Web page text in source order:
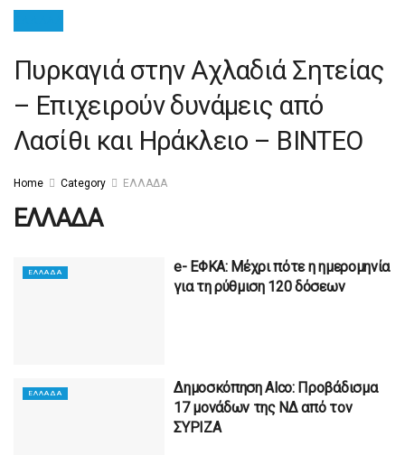
Πυρκαγιά στην Αχλαδιά Σητείας
– Επιχειρούν δυνάμεις από
Λασίθι και Ηράκλειο – ΒΙΝΤΕΟ
Home Category ΕΛΛΑΔΑ
ΕΛΛΑΔΑ
ΕΛΛΑΔΑ
e- ΕΦΚΑ: Μέχρι πότε η ημερομηνία
για τη ρύθμιση 120 δόσεων
ΕΛΛΑΔΑ
Δημοσκόπηση Alco: Προβάδισμα
17 μονάδων της ΝΔ από τον
ΣΥΡΙΖΑ